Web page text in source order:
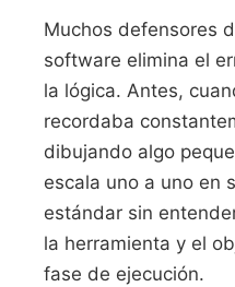
Muchos defensores
software elimina el
la lógica. Antes,
recordaba
dibujando algo
escala uno a uno en
estándar sin
la herramienta y el
fase de ejecución.